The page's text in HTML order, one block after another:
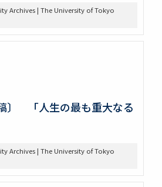
Archives | The University of Tokyo
〕 「人生の最も重大なる
Archives | The University of Tokyo